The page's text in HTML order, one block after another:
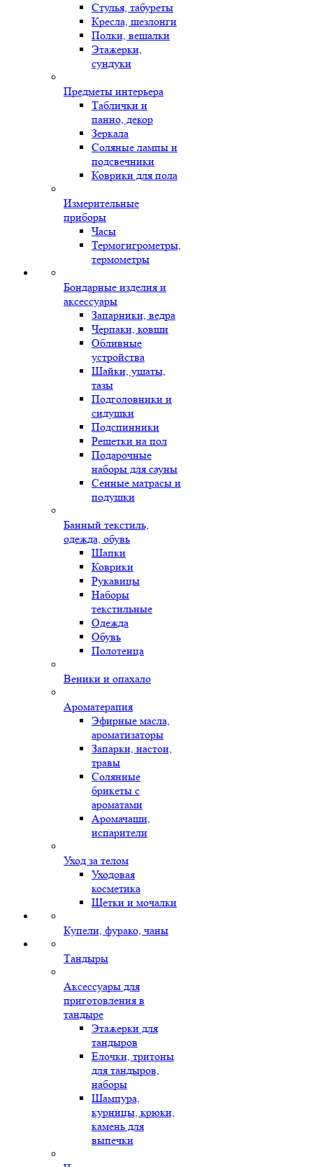
Стулья, табуреты
Кресла, шезлонги
Полки, вешалки
Этажерки,
сундуки
Предметы интерьера
Таблички и
панно, декор
Зеркала
Соляные лампы и
подсвечники
Коврики для пола
Измерительные
приборы
Часы
Термогигрометры,
термометры
Бондарные изделия и
аксессуары
Запарники, ведра
Черпаки, ковши
Обливные
устройства
Шайки, ушаты,
тазы
Подголовники и
сидушки
Подспинники
Решетки на пол
Подарочные
наборы для сауны
Сенные матрасы и
подушки
Банный текстиль,
одежда, обувь
Шапки
Коврики
Рукавицы
Наборы
текстильные
Одежда
Обувь
Полотенца
Веники и опахало
Ароматерапия
Эфирные масла,
ароматизаторы
Запарки, настои,
травы
Солянные
брикеты с
ароматами
Аромачаши,
испарители
Уход за телом
Уходовая
косметика
Щетки и мочалки
Купели, фурако, чаны
Тандыры
Аксессуары для
приготовления в
тандыре
Этажерки для
тандыров
Елочки, тритоны
для тандыров,
наборы
Шампура,
курницы, крюки,
камень для
выпечки